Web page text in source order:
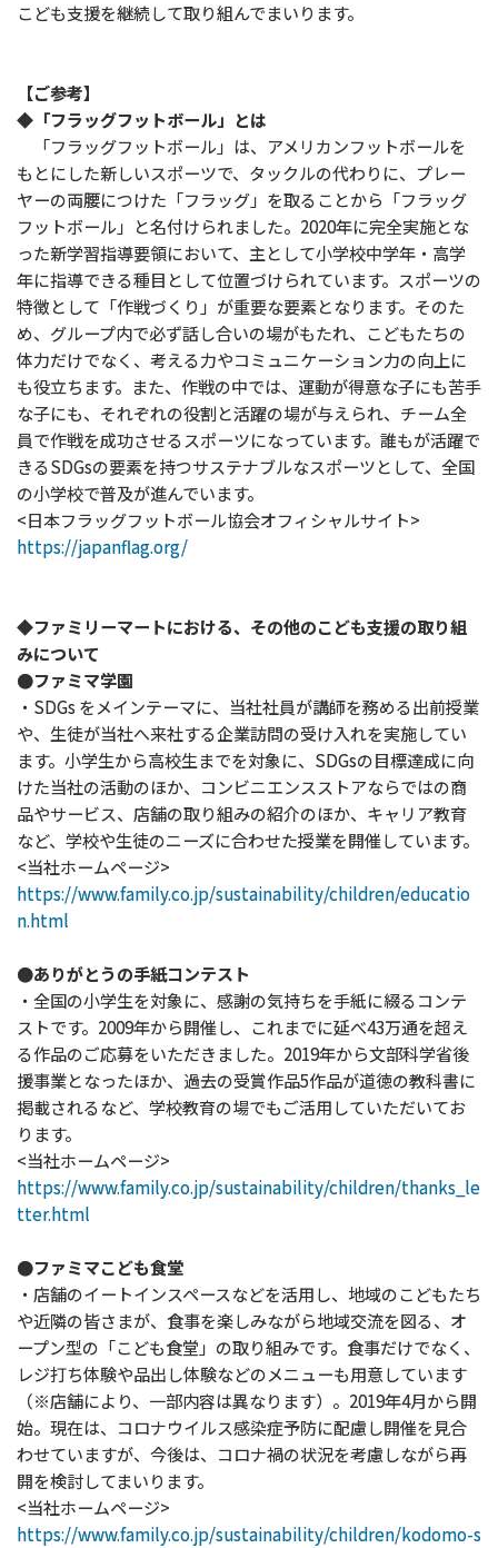
こども支援を継続して取り組んでまいります。
【ご参考】
◆「フラッグフットボール」とは
「フラッグフットボール」は、アメリカンフットボールを
もとにした新しいスポーツで、タックルの代わりに、プレー
ヤーの両腰につけた「フラッグ」を取ることから「フラッグ
フットボール」と名付けられました。2020年に完全実施とな
った新学習指導要領において、主として小学校中学年・高学
年に指導できる種目として位置づけられています。スポーツの
特徴として「作戦づくり」が重要な要素となります。そのた
め、グループ内で必ず話し合いの場がもたれ、こどもたちの
体力だけでなく、考える力やコミュニケーション力の向上に
も役立ちます。また、作戦の中では、運動が得意な子にも苦手
な子にも、それぞれの役割と活躍の場が与えられ、チーム全
員で作戦を成功させるスポーツになっています。誰もが活躍で
きるSDGsの要素を持つサステナブルなスポーツとして、全国
の小学校で普及が進んでいます。
<日本フラッグフットボール協会オフィシャルサイト>
https://japanflag.org/
◆ファミリーマートにおける、その他のこども支援の取り組
みについて
●ファミマ学園
・SDGs をメインテーマに、当社社員が講師を務める出前授業
や、生徒が当社へ来社する企業訪問の受け入れを実施してい
ます。小学生から高校生までを対象に、SDGsの目標達成に向
けた当社の活動のほか、コンビニエンスストアならではの商
品やサービス、店舗の取り組みの紹介のほか、キャリア教育
など、学校や生徒のニーズに合わせた授業を開催しています。
<当社ホームページ>
https://www.family.co.jp/sustainability/children/educatio
n.html
●ありがとうの手紙コンテスト
・全国の小学生を対象に、感謝の気持ちを手紙に綴るコンテ
ストです。2009年から開催し、これまでに延べ43万通を超え
る作品のご応募をいただきました。2019年から文部科学省後
援事業となったほか、過去の受賞作品5作品が道徳の教科書に
掲載されるなど、学校教育の場でもご活用していただいてお
ります。
<当社ホームページ>
https://www.family.co.jp/sustainability/children/thanks_le
tter.html
●ファミマこども食堂
・店舗のイートインスペースなどを活用し、地域のこどもたち
や近隣の皆さまが、食事を楽しみながら地域交流を図る、オ
ープン型の「こども食堂」の取り組みです。食事だけでなく、
レジ打ち体験や品出し体験などのメニューも用意しています
（※店舗により、一部内容は異なります）。2019年4月から開
始。現在は、コロナウイルス感染症予防に配慮し開催を見合
わせていますが、今後は、コロナ禍の状況を考慮しながら再
開を検討してまいります。
<当社ホームページ>
https://www.family.co.jp/sustainability/children/kodomo-s